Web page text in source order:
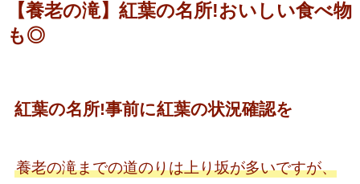
【養老の滝】紅葉の名所!おいしい食べ物
も◎
紅葉の名所!事前に紅葉の状況確認を
養老の滝までの道のりは上り坂が多いですが、